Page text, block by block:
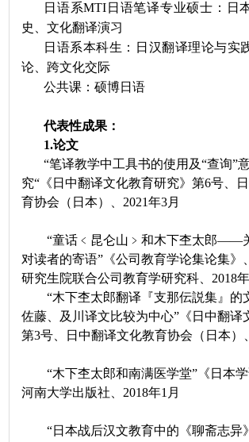
日语系MTI日语笔译专业硕士：日
史、文化翻译演习
日语系本科生：日汉翻译理论与实
论、跨文化交际
公共课：硕博日语
代表性成果：
1.论文
“笔译教学中工具书的使用及“查询”
究“《日中翻译文化教育研究》第6号、
育协会（日本）、2021年3月
“童话﹤昆仑山﹥和木下杢太郎——
对读者的寄语”《公司教育学论集论集》
研究生院联合公司教育学研究科、2018年
“木下杢太郎翻译『支那伝説集』的
佐藤、及川译文比较为中心”《日中翻译
第3号、日中翻译文化教育协会（日本）
“木下杢太郎和南满医学堂” 《日本
河南大学出版社、2018年1月
“日本战后汉文教育中的《聊斋志异